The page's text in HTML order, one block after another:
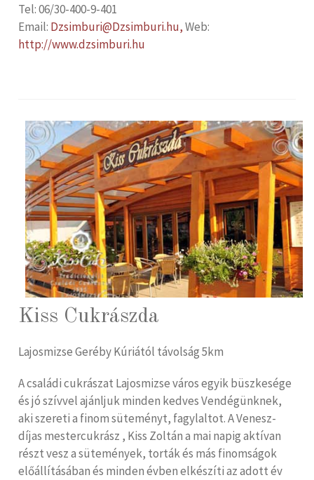
Tel: 06/30-400-9-401
Email: Dzsimburi@Dzsimburi.hu,Web:
http://www.dzsimburi.hu
Kiss Cukrászda
Lajosmizse Geréby Kúriától távolság 5km
A családi cukrászat Lajosmizse város egyik büszkesége
és jó szívvel ajánljuk minden kedves Vendégünknek,
aki szereti a finom süteményt, fagylaltot. A Venesz-
díjas mestercukrász , Kiss Zoltán a mai napig aktívan
részt vesz a sütemények, torták és más finomságok
előállításában és minden évben elkészíti az adott év